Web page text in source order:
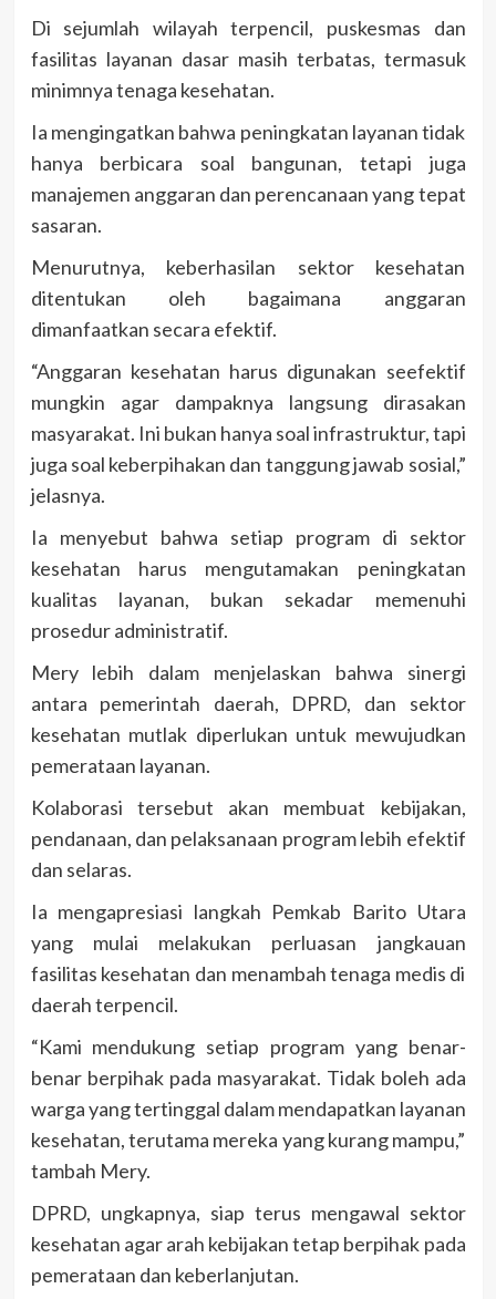
Di sejumlah wilayah terpencil, puskesmas dan
fasilitas layanan dasar masih terbatas, termasuk
minimnya tenaga kesehatan.
Ia mengingatkan bahwa peningkatan layanan tidak
hanya berbicara soal bangunan, tetapi juga
manajemen anggaran dan perencanaan yang tepat
sasaran.
Menurutnya, keberhasilan sektor kesehatan
ditentukan oleh bagaimana anggaran
dimanfaatkan secara efektif.
“Anggaran kesehatan harus digunakan seefektif
mungkin agar dampaknya langsung dirasakan
masyarakat. Ini bukan hanya soal infrastruktur, tapi
juga soal keberpihakan dan tanggung jawab sosial,”
jelasnya.
Ia menyebut bahwa setiap program di sektor
kesehatan harus mengutamakan peningkatan
kualitas layanan, bukan sekadar memenuhi
prosedur administratif.
Mery lebih dalam menjelaskan bahwa sinergi
antara pemerintah daerah, DPRD, dan sektor
kesehatan mutlak diperlukan untuk mewujudkan
pemerataan layanan.
Kolaborasi tersebut akan membuat kebijakan,
pendanaan, dan pelaksanaan program lebih efektif
dan selaras.
Ia mengapresiasi langkah Pemkab Barito Utara
yang mulai melakukan perluasan jangkauan
fasilitas kesehatan dan menambah tenaga medis di
daerah terpencil.
“Kami mendukung setiap program yang benar-
benar berpihak pada masyarakat. Tidak boleh ada
warga yang tertinggal dalam mendapatkan layanan
kesehatan, terutama mereka yang kurang mampu,”
tambah Mery.
DPRD, ungkapnya, siap terus mengawal sektor
kesehatan agar arah kebijakan tetap berpihak pada
pemerataan dan keberlanjutan.